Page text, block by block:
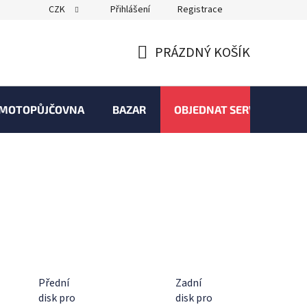
CZK Přihlášení Registrace
KOŠÍK
PRÁZDNÝ KOŠÍK
BAZAR OBJEDNAT SERVIS
Přední
disk pro
Zadní
disk pro